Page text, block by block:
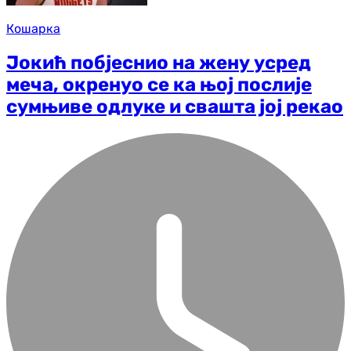
Кошарка
Јокић побјеснио на жену усред
меча, окренуо се ка њој послије
сумњиве одлуке и свашта јој рекао